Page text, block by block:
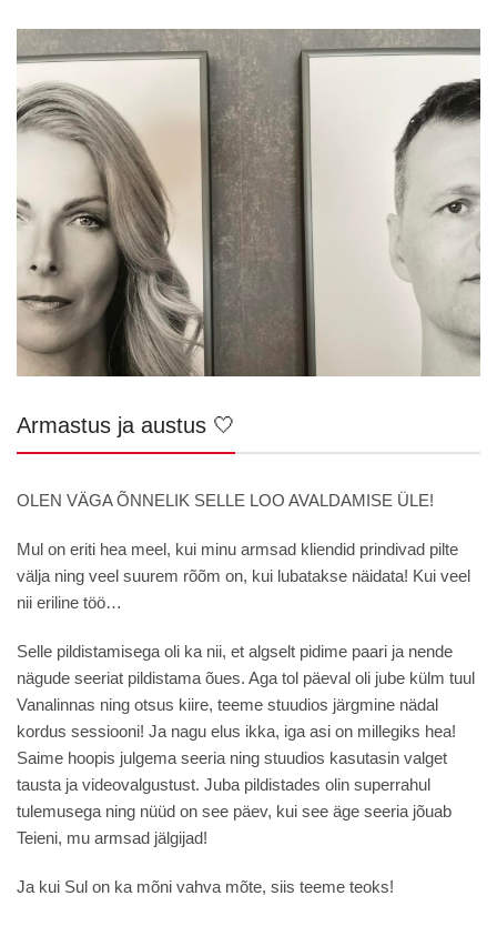
Armastus ja austus 🤍
OLEN VÄGA ÕNNELIK SELLE LOO AVALDAMISE ÜLE!
Mul on eriti hea meel, kui minu armsad kliendid prindivad pilte
välja ning veel suurem rõõm on, kui lubatakse näidata! Kui veel
nii eriline töö…
Selle pildistamisega oli ka nii, et algselt pidime paari ja nende
nägude seeriat pildistama õues. Aga tol päeval oli jube külm tuul
Vanalinnas ning otsus kiire, teeme stuudios järgmine nädal
kordus sessiooni! Ja nagu elus ikka, iga asi on millegiks hea!
Saime hoopis julgema seeria ning stuudios kasutasin valget
tausta ja videovalgustust. Juba pildistades olin superrahul
tulemusega ning nüüd on see päev, kui see äge seeria jõuab
Teieni, mu armsad jälgijad!
Ja kui Sul on ka mõni vahva mõte, siis teeme teoks!